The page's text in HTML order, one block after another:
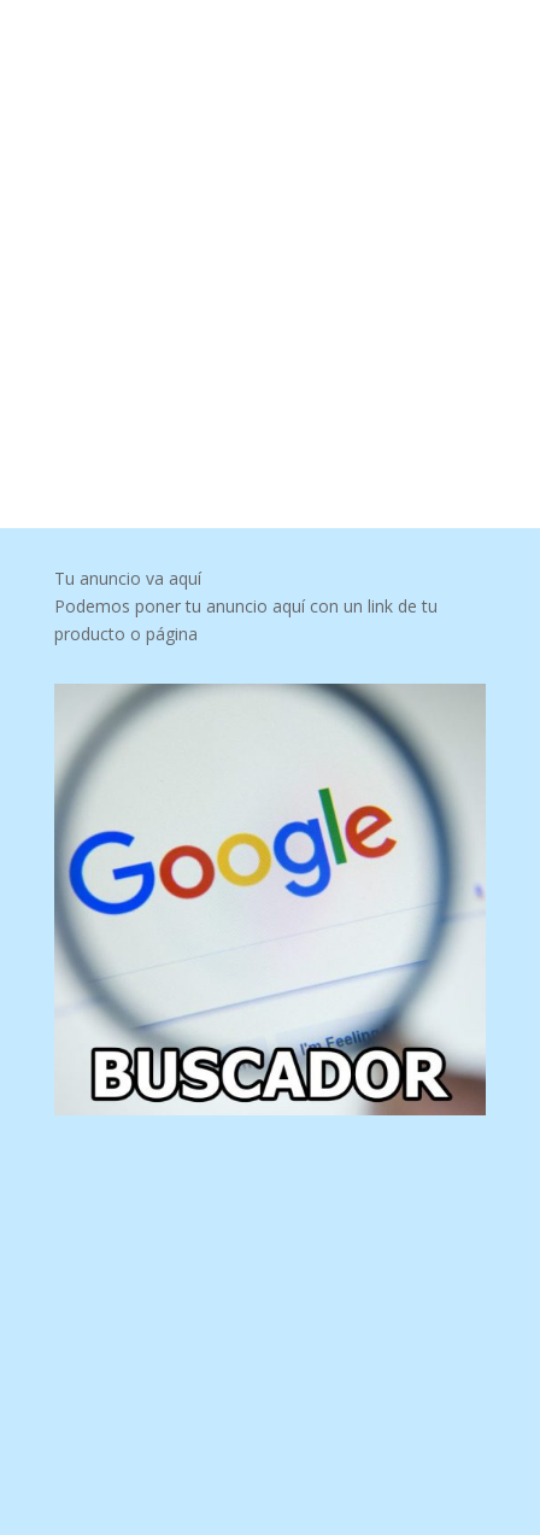
Tu anuncio va aquí
Podemos poner tu anuncio aquí con un link de tu
producto o página